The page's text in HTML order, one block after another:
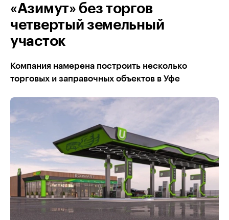
«Азимут» без торгов
четвертый земельный
участок
Компания намерена построить несколько
торговых и заправочных объектов в Уфе